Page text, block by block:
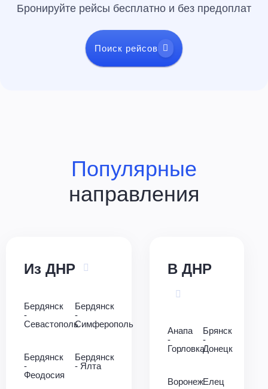
Бронируйте рейсы бесплатно и без предоплат
Поиск рейсов
Популярные
направления
Из ДНР
Бердянск
-
Севастополь
Бердянск
-
Симферополь
Бердянск
-
Феодосия
Бердянск
- Ялта
В ДНР
Анапа
-
Горловка
Брянск
-
Донецк
ВоронежЕлец